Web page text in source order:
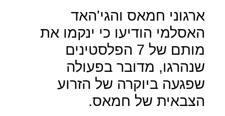
ארגוני חמאס והגי'האד
האסלמי הודיעו כי ינקמו את
מותם של 7 הפלסטינים
שנהרגו, מדובר בפעולה
שפגעה ביוקרה של הזרוע
הצבאית של חמאס.